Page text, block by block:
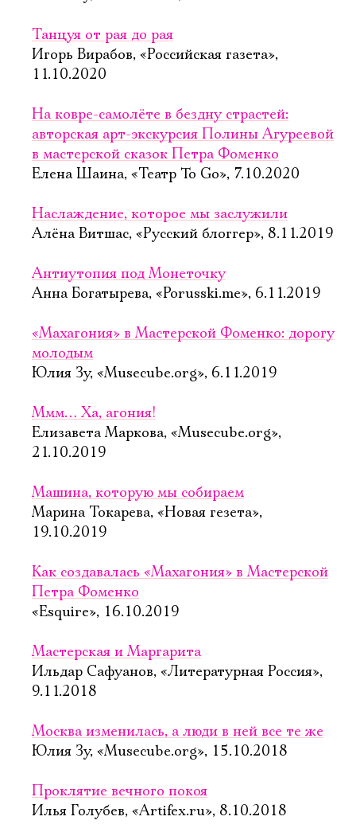
Танцуя от рая до рая
Игорь Вирабов, «Российская газета»,
11.10.2020
На ковре-самолёте в бездну страстей:
авторская арт-экскурсия Полины Агуреевой
в мастерской сказок Петра Фоменко
Елена Шаина, «Театр To Go», 7.10.2020
Наслаждение, которое мы заслужили
Алёна Витшас, «Русский блоггер», 8.11.2019
Антиутопия под Монеточку
Анна Богатырева, «Porusski.me», 6.11.2019
«Махагония» в Мастерской Фоменко: дорогу
молодым
Юлия Зу, «Musecube.org», 6.11.2019
Ммм… Ха, агония!
Елизавета Маркова, «Musecube.org»,
21.10.2019
Машина, которую мы собираем
Марина Токарева, «Новая гезета»,
19.10.2019
Как создавалась «Махагония» в Мастерской
Петра Фоменко
«Esquire», 16.10.2019
Мастерская и Маргарита
Ильдар Сафуанов, «Литературная Россия»,
9.11.2018
Москва изменилась, а люди в ней все те же
Юлия Зу, «Musecube.org», 15.10.2018
Проклятие вечного покоя
Илья Голубев, «Artifex.ru», 8.10.2018